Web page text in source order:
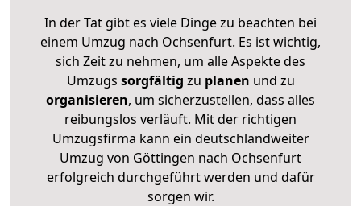
In der Tat gibt es viele Dinge zu beachten bei
einem Umzug nach Ochsenfurt. Es ist wichtig,
sich Zeit zu nehmen, um alle Aspekte des
Umzugs sorgfältig zu planen und zu
organisieren, um sicherzustellen, dass alles
reibungslos verläuft. Mit der richtigen
Umzugsfirma kann ein deutschlandweiter
Umzug von Göttingen nach Ochsenfurt
erfolgreich durchgeführt werden und dafür
sorgen wir.